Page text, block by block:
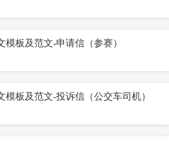
板及范文-申请信（参赛）
板及范文-投诉信（公交车司机）